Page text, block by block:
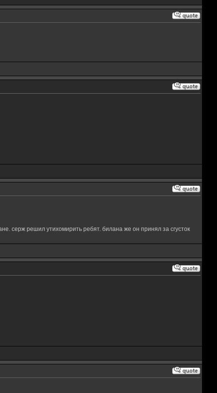
серж решил утихомирить ребят. билана же он принял за сгусток